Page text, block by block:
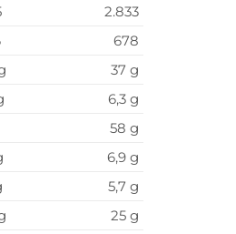
2.833
678
37 g
6,3 g
58 g
6,9 g
5,7 g
25 g